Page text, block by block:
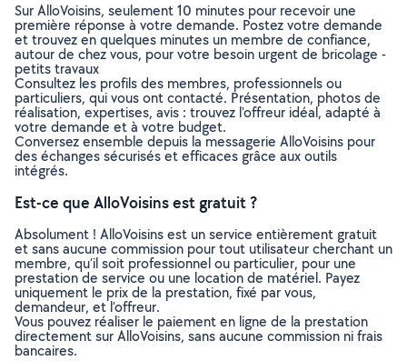
Sur AlloVoisins, seulement 10 minutes pour recevoir une
première réponse à votre demande. Postez votre demande
et trouvez en quelques minutes un membre de confiance,
autour de chez vous, pour votre besoin urgent de bricolage -
petits travaux
Consultez les profils des membres, professionnels ou
particuliers, qui vous ont contacté. Présentation, photos de
réalisation, expertises, avis : trouvez l'offreur idéal, adapté à
votre demande et à votre budget.
Conversez ensemble depuis la messagerie AlloVoisins pour
des échanges sécurisés et efficaces grâce aux outils
intégrés.
Est-ce que AlloVoisins est gratuit ?
Absolument ! AlloVoisins est un service entièrement gratuit
et sans aucune commission pour tout utilisateur cherchant un
membre, qu’il soit professionnel ou particulier, pour une
prestation de service ou une location de matériel. Payez
uniquement le prix de la prestation, fixé par vous,
demandeur, et l’offreur.
Vous pouvez réaliser le paiement en ligne de la prestation
directement sur AlloVoisins, sans aucune commission ni frais
bancaires.